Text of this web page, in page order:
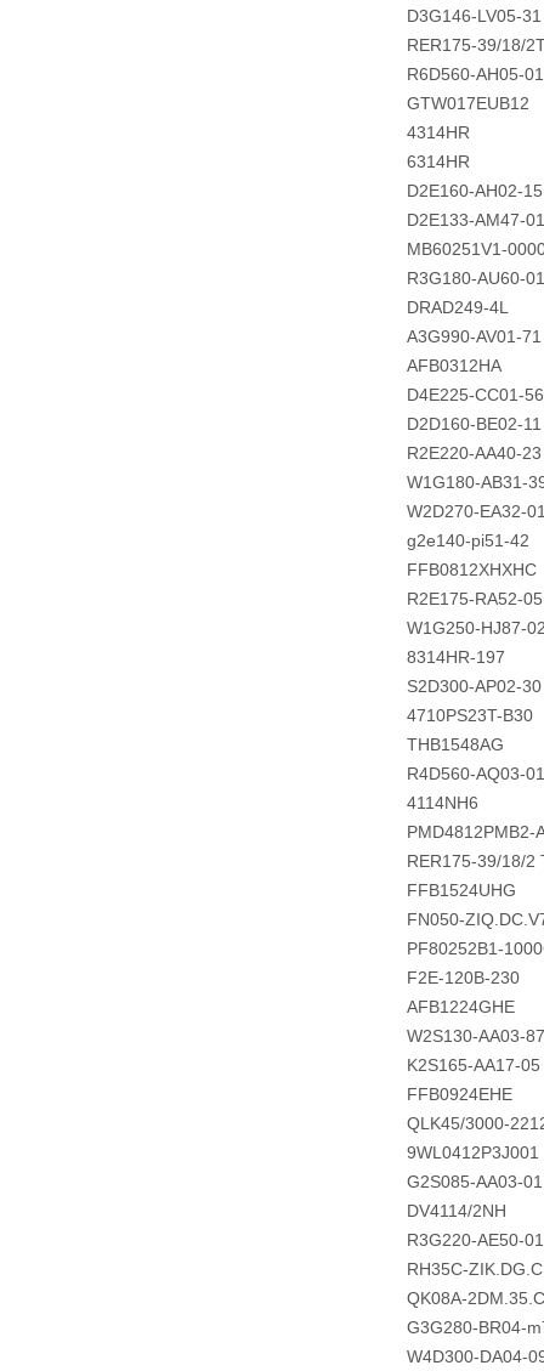
D3G146-LV05-31
RER175-39/18/
R6D560-AH05-01
GTW017EUB12
4314HR
6314HR
D2E160-AH02-15
D2E133-AM47-
MB60251V1-
R3G180-AU60-01
DRAD249-4L
A3G990-AV01-71
AFB0312HA
D4E225-CC01-56
D2D160-BE02-11
R2E220-AA40-23
W1G180-AB31-
W2D270-EA32-
g2e140-pi51-42
FFB0812XHXHC
R2E175-RA52-05
W1G250-HJ87-
8314HR-197
S2D300-AP02-30
4710PS23T-B30
THB1548AG
R4D560-AQ03-01
4114NH6
PMD4812PMB2-
RER175-39/18/2
FFB1524UHG
FN050-
PF80252B1-
F2E-120B-230
AFB1224GHE
W2S130-AA03-87
K2S165-AA17-05
FFB0924EHE
QLK45/3000-
9WL0412P3J001
G2S085-AA03-01
DV4114/2NH
R3G220-AE50-01
RH35C-
QK08A-
G3G280-BR04-
W4D300-DA04-